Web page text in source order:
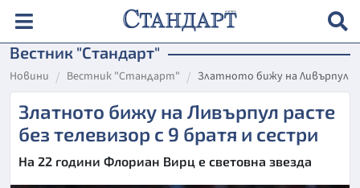
Вестник "Стандарт"
Новини Вестник "Стандарт" Златното бижу на Ливърпул
Златното бижу на Ливърпул расте
без телевизор с 9 братя и сестри
На 22 години Флориан Вирц е световна звезда